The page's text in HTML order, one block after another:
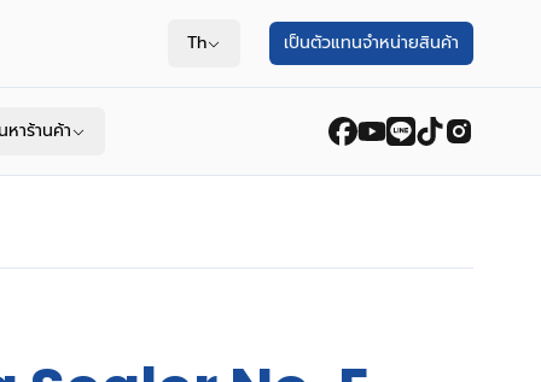
Th เป็นตัวแทนจำหน่ายสินค้า
หาร้านค้า